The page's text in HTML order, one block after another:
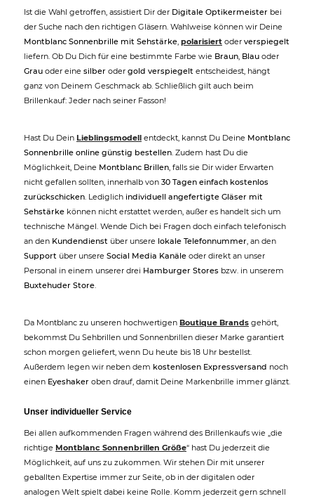
Ist die Wahl getroffen, assistiert Dir der Digitale Optikermeister bei
der Suche nach den richtigen Gläsern. Wahlweise können wir Deine
Montblanc Sonnenbrille mit Sehstärke, polarisiert oder verspiegelt
liefern. Ob Du Dich für eine bestimmte Farbe wie Braun, Blau oder
Grau oder eine silber oder gold verspiegelt entscheidest, hängt
ganz von Deinem Geschmack ab. Schließlich gilt auch beim
Brillenkauf: Jeder nach seiner Fasson!
Hast Du Dein Lieblingsmodell entdeckt, kannst Du Deine Montblanc
Sonnenbrille online günstig bestellen. Zudem hast Du die
Möglichkeit, Deine Montblanc Brillen, falls sie Dir wider Erwarten
nicht gefallen sollten, innerhalb von 30 Tagen einfach kostenlos
zurückschicken. Lediglich individuell angefertigte Gläser mit
Sehstärke können nicht erstattet werden, außer es handelt sich um
technische Mängel. Wende Dich bei Fragen doch einfach telefonisch
an den Kundendienst über unsere lokale Telefonnummer, an den
Support über unsere Social Media Kanäle oder direkt an unser
Personal in einem unserer drei Hamburger Stores bzw. in unserem
Buxtehuder Store.
Da Montblanc zu unseren hochwertigen Boutique Brands gehört,
bekommst Du Sehbrillen und Sonnenbrillen dieser Marke garantiert
schon morgen geliefert, wenn Du heute bis 18 Uhr bestellst.
Außerdem legen wir neben dem kostenlosen Expressversand noch
einen Eyeshaker oben drauf, damit Deine Markenbrille immer glänzt.
Unser individueller Service
Bei allen aufkommenden Fragen während des Brillenkaufs wie „die
richtige Montblanc Sonnenbrillen Größe“ hast Du jederzeit die
Möglichkeit, auf uns zu zukommen. Wir stehen Dir mit unserer
geballten Expertise immer zur Seite, ob in der digitalen oder
analogen Welt spielt dabei keine Rolle. Komm jederzeit gern schnell